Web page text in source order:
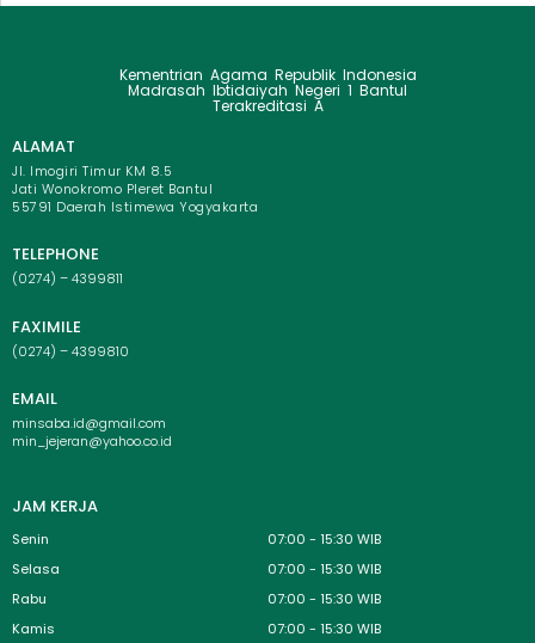
Kementrian Agama Republik Indonesia
Madrasah Ibtidaiyah Negeri 1 Bantul
Terakreditasi A
ALAMAT
Jl. Imogiri Timur KM 8.5
Jati Wonokromo Pleret Bantul
55791 Daerah Istimewa Yogyakarta
TELEPHONE
(0274) – 4399811
FAXIMILE
(0274) – 4399810
EMAIL
minsaba.id@gmail.com
min_jejeran@yahoo.co.id
JAM KERJA
Senin
07:00 - 15:30 WIB
Selasa
07:00 - 15:30 WIB
Rabu
07:00 - 15:30 WIB
Kamis
07:00 - 15:30 WIB